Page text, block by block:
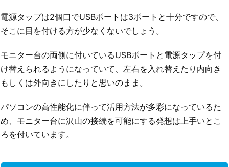
電源タップは2個口でUSBポートは3ポートと十分ですので、
そこに目を付ける方が少なくないでしょう。
モニター台の両側に付いているUSBポートと電源タップを付
け替えられるようになっていて、左右を入れ替えたり内向き
もしくは外向きにしたりと思いのまま。
パソコンの高性能化に伴って活用方法が多彩になっているた
め、モニター台に沢山の接続を可能にする発想は上手いとこ
ろを付いています。